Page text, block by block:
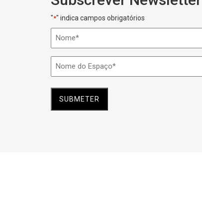
"*" indica campos obrigatórios
Nome
Nome
do